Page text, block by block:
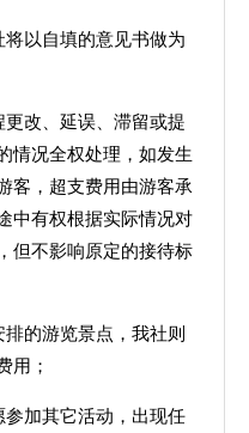
以自填的意见书做为
改、延误、滞留或提
情况全权处理，如发生
客，超支费用由游客承
中有权根据实际情况对
但不影响原定的接待标
的游览景点，我社则
用；
加其它活动，出现任